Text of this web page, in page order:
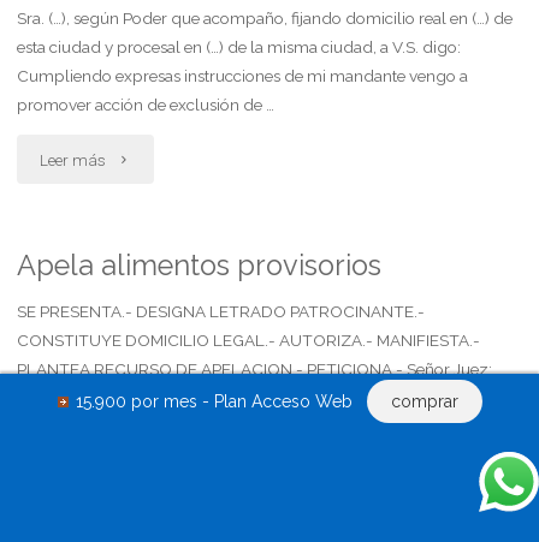
15.900 por mes - Plan Acceso Web comprar
Sra. (…), según Poder que acompaño, fijando domicilio real en (…) de
esta ciudad y procesal en (…) de la misma ciudad, a V.S. digo:
Cumpliendo expresas instrucciones de mi mandante vengo a
promover acción de exclusión de …
Leer más "Demanda
exclusión
de
herencia
por
Apela alimentos provisorios
SE PRESENTA.- DESIGNA LETRADO PATROCINANTE.-
CONSTITUYE DOMICILIO LEGAL.- AUTORIZA.- MANIFIESTA.-
PLANTEA RECURSO DE APELACION.- PETICIONA.- Señor Juez:
……………., por mi propio derecho, con el patrocinio letrado del Dr.
……………., abogado inscripto al Tº .. Fº .. Colegio……….., constituyendo